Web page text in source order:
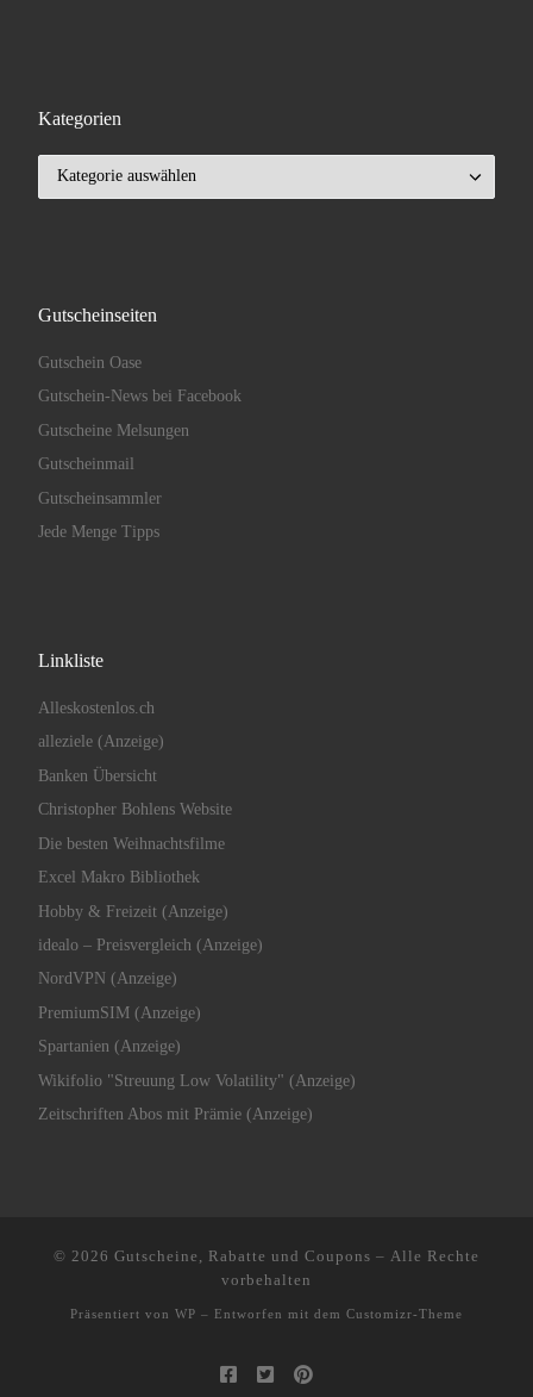
Kategorien
Gutscheinseiten
Gutschein Oase
Gutschein-News bei Facebook
Gutscheine Melsungen
Gutscheinmail
Gutscheinsammler
Jede Menge Tipps
Linkliste
Alleskostenlos.ch
alleziele (Anzeige)
Banken Übersicht
Christopher Bohlens Website
Die besten Weihnachtsfilme
Excel Makro Bibliothek
Hobby & Freizeit (Anzeige)
idealo – Preisvergleich (Anzeige)
NordVPN (Anzeige)
PremiumSIM (Anzeige)
Spartanien (Anzeige)
Wikifolio "Streuung Low Volatility" (Anzeige)
Zeitschriften Abos mit Prämie (Anzeige)
© 2026 Gutscheine, Rabatte und Coupons – Alle Rechte
vorbehalten
Präsentiert von WP – Entworfen mit dem Customizr-Theme